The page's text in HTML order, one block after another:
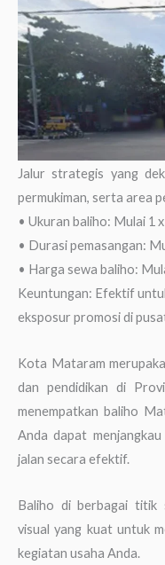
Jalur strategis yang
permukiman, serta area
• Ukuran baliho: Mulai 1
• Durasi pemasangan:
• Harga sewa baliho:
Keuntungan: Efektif
eksposur promosi di
Kota Mataram
dan pendidikan di
menempatkan baliho
Anda dapat
jalan secara efektif.
Baliho di berbagai titik
visual yang kuat untuk
kegiatan usaha Anda.